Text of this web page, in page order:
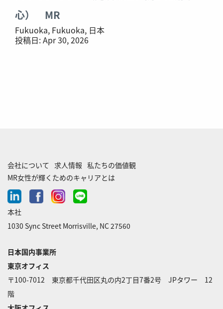
心） MR
Fukuoka, Fukuoka, 日本
投稿日:Apr 30, 2026
会社について 求人情報 私たちの価値観
MR女性が輝くためのキャリアとは
linkedinfacebookinstagram
line-
本社
1030 Sync Street Morrisville, NC 27560
日本国内事業所
東京オフィス
〒100-7012 東京都千代田区丸の内2丁目7番2号 JPタワー 12
階